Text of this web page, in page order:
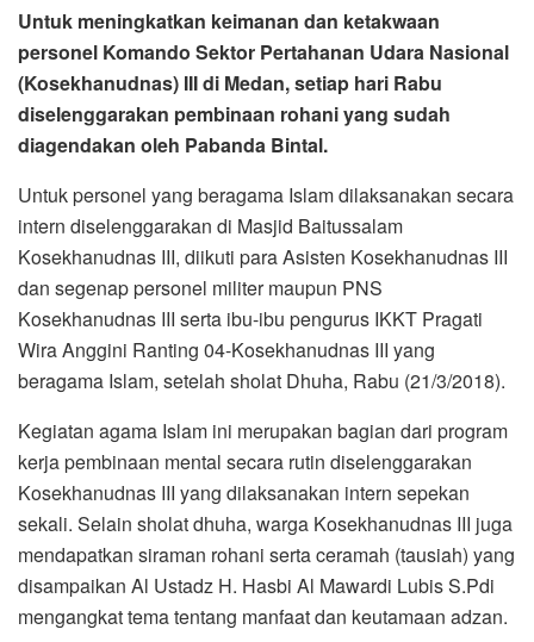
Untuk meningkatkan keimanan dan ketakwaan
personel Komando Sektor Pertahanan Udara Nasional
(Kosekhanudnas) III di Medan, setiap hari Rabu
diselenggarakan pembinaan rohani yang sudah
diagendakan oleh Pabanda Bintal.
Untuk personel yang beragama Islam dilaksanakan secara
intern diselenggarakan di Masjid Baitussalam
Kosekhanudnas III, diikuti para Asisten Kosekhanudnas III
dan segenap personel militer maupun PNS
Kosekhanudnas III serta ibu-ibu pengurus IKKT Pragati
Wira Anggini Ranting 04-Kosekhanudnas III yang
beragama Islam, setelah sholat Dhuha, Rabu (21/3/2018).
Kegiatan agama Islam ini merupakan bagian dari program
kerja pembinaan mental secara rutin diselenggarakan
Kosekhanudnas III yang dilaksanakan intern sepekan
sekali. Selain sholat dhuha, warga Kosekhanudnas III juga
mendapatkan siraman rohani serta ceramah (tausiah) yang
disampaikan Al Ustadz H. Hasbi Al Mawardi Lubis S.Pdi
mengangkat tema tentang manfaat dan keutamaan adzan.